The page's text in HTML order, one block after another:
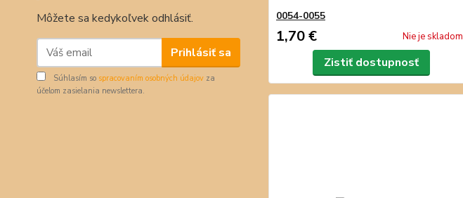
Môžete sa kedykoľvek odhlásiť.
Prihlásiť sa
Súhlasím so spracovaním osobných údajov za
účelom zasielania newslettera.
0054-0055
1,70 € Nie je skladom
Zistiť dostupnosť